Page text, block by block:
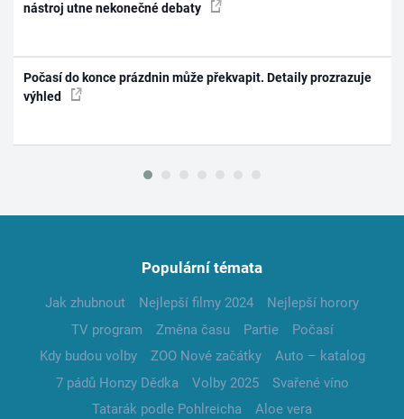
nástroj utne nekonečné debaty
Počasí do konce prázdnin může překvapit. Detaily prozrazuje
výhled
Populární témata
Jak zhubnout Nejlepší filmy 2024
Nejlepší horory
TV program
Změna času Partie
Počasí
Kdy budou volby
ZOO Nové začátky
Auto – katalog
7 pádů Honzy Dědka
Volby 2025
Svařené víno
Tatarák podle Pohlreicha
Aloe vera